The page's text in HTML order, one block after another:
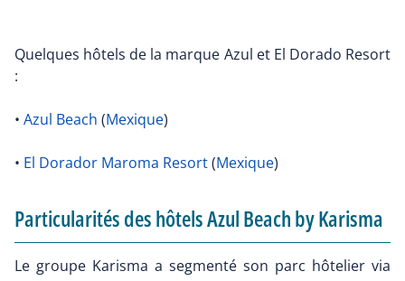
Quelques hôtels de la marque Azul et El Dorado Resort
:
• Azul Beach (Mexique)
• El Dorador Maroma Resort(Mexique)
Particularités des hôtels Azul Beach by Karisma
Le groupe Karisma a segmenté son parc hôtelier via